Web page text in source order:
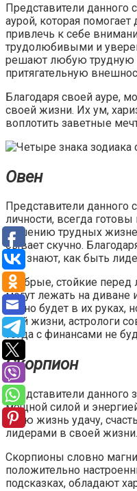
Представители данного
аурой, которая помогает
привлечь к себе
трудолюбивыми и
решают любую трудную
притягательную
Благодаря своей ауре,
своей жизни. Их ум,
воплотить заветные
Овен
Представители данного
личности, всегда
решению трудных
бывает скучно.
они знают, как быть
Храбрые, стойкие
могут лежать на диване
равно будет в их руках,
этой жизни, астрологи
тогда с финансами не
Скорпион
Представители данного
мощной силой и
свою жизнь удачу,
лидерами в своей жизни.
Скорпионы словно
положительно
подсказках, обладают